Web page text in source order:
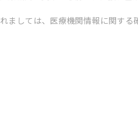
ましては、医療機関情報に関す